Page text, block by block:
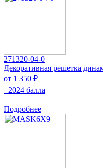
271320-04-0
Декоративная решетка
от 1 350 ₽
+2024 балла
Подробнее